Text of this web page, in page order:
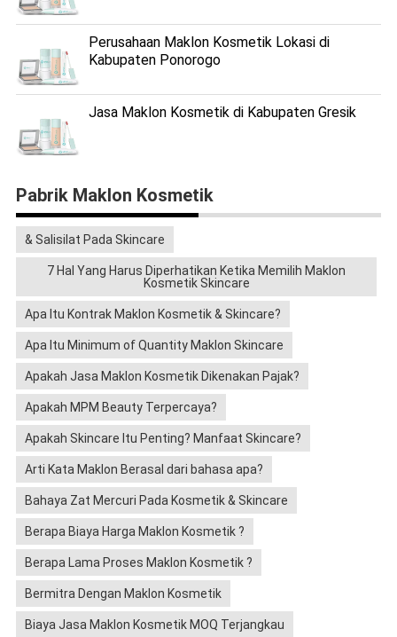
Perusahaan Maklon Kosmetik Lokasi di
Kabupaten Ponorogo
Jasa Maklon Kosmetik di Kabupaten Gresik
Pabrik Maklon Kosmetik
& Salisilat Pada Skincare
7 Hal Yang Harus Diperhatikan Ketika Memilih Maklon
Kosmetik Skincare
Apa Itu Kontrak Maklon Kosmetik & Skincare?
Apa Itu Minimum of Quantity Maklon Skincare
Apakah Jasa Maklon Kosmetik Dikenakan Pajak?
Apakah MPM Beauty Terpercaya?
Apakah Skincare Itu Penting? Manfaat Skincare?
Arti Kata Maklon Berasal dari bahasa apa?
Bahaya Zat Mercuri Pada Kosmetik & Skincare
Berapa Biaya Harga Maklon Kosmetik ?
Berapa Lama Proses Maklon Kosmetik ?
Bermitra Dengan Maklon Kosmetik
Biaya Jasa Maklon Kosmetik MOQ Terjangkau